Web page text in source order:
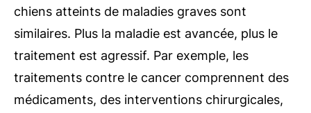
chiens atteints de maladies graves sont
similaires. Plus la maladie est avancée, plus le
traitement est agressif. Par exemple, les
traitements contre le cancer comprennent des
médicaments, des interventions chirurgicales,